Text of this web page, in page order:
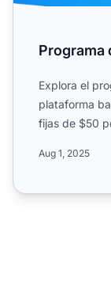
Programa
Explora el
plataforma
fijas de $50
Aug 1, 2025